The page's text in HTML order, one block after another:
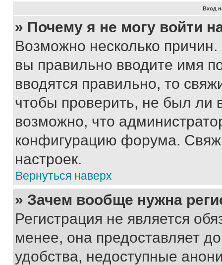
Вход
» Почему я не могу войти
Возможно несколько
вы правильно вводите имя
вводятся правильно, то
чтобы проверить, не был ли
возможно, что
конфигурацию форума.
настроек.
Вернуться наверх
» Зачем вообще нужна
Регистрация не является
менее, она предоставляет
удобства, недоступные